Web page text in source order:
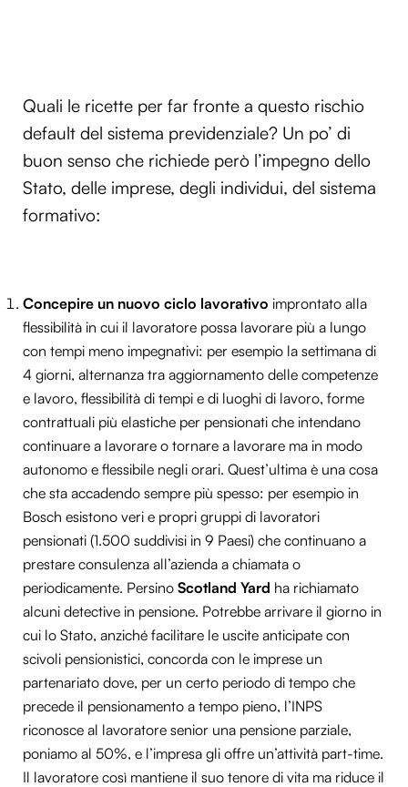
Quali le ricette per far fronte a questo rischio
default del sistema previdenziale? Un po’ di
buon senso che richiede però l’impegno dello
Stato, delle imprese, degli individui, del sistema
formativo:
Concepire un nuovo ciclo lavorativo improntato alla
flessibilità in cui il lavoratore possa lavorare più a lungo
con tempi meno impegnativi: per esempio la settimana di
4 giorni, alternanza tra aggiornamento delle competenze
e lavoro, flessibilità di tempi e di luoghi di lavoro, forme
contrattuali più elastiche per pensionati che intendano
continuare a lavorare o tornare a lavorare ma in modo
autonomo e flessibile negli orari. Quest’ultima è una cosa
che sta accadendo sempre più spesso: per esempio in
Bosch esistono veri e propri gruppi di lavoratori
pensionati (1.500 suddivisi in 9 Paesi) che continuano a
prestare consulenza all’azienda a chiamata o
periodicamente. Persino Scotland Yard ha richiamato
alcuni detective in pensione. Potrebbe arrivare il giorno in
cui lo Stato, anziché facilitare le uscite anticipate con
scivoli pensionistici, concorda con le imprese un
partenariato dove, per un certo periodo di tempo che
precede il pensionamento a tempo pieno, l’INPS
riconosce al lavoratore senior una pensione parziale,
poniamo al 50%, e l’impresa gli offre un’attività part-time.
Il lavoratore così mantiene il suo tenore di vita ma riduce il